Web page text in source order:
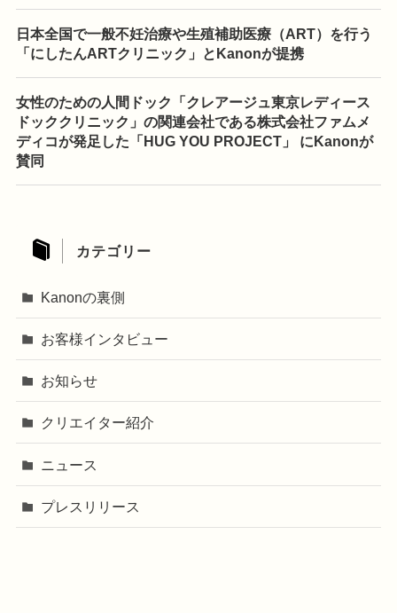
日本全国で一般不妊治療や生殖補助医療（ART）を行う
「にしたんARTクリニック」とKanonが提携
女性のための人間ドック「クレアージュ東京レディース
ドッククリニック」の関連会社である株式会社ファムメ
ディコが発足した「HUG YOU PROJECT」 にKanonが
賛同
カテゴリー
Kanonの裏側
お客様インタビュー
お知らせ
クリエイター紹介
ニュース
プレスリリース